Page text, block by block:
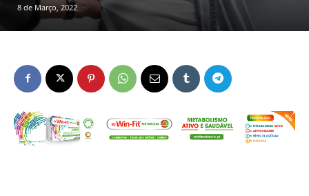
8 de Março, 2022